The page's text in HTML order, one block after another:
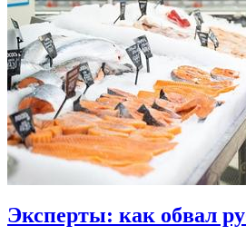
Эксперты: как обвал